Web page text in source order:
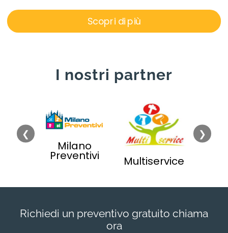
Scopri di più
I nostri partner
❮
Milano
Preventivi Multiservice
❯
Richiedi un preventivo gratuito chiama
ora